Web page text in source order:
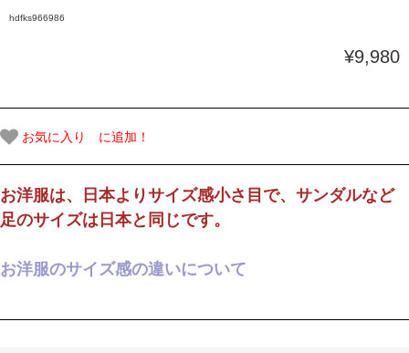
hdfks966986
¥9,980
お気に入り に追加！
お洋服は、日本よりサイズ感小さ目で、サンダルなど
足のサイズは日本と同じです。
お洋服のサイズ感の違いについて